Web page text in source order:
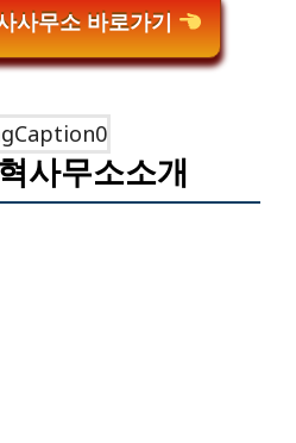
사무소 바로가기
사무소소개